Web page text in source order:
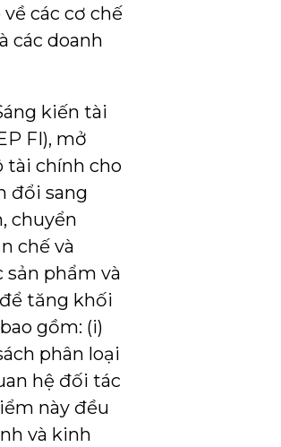
các cơ chế
các doanh
kiến tài
FI), mở
tài chính cho
đổi sang
chuyển
chế và
phẩm và
tăng khối
gồm: (i)
phân loại
hệ đối tác
này đều
và kinh